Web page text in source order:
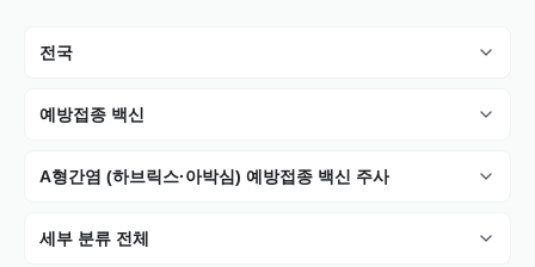
전국
예방접종 백신
A형간염 (하브릭스·아박심) 예방접종 백신 주사
세부 분류 전체